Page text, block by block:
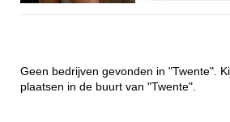
Geen bedrijven gevonden in "Twente".
plaatsen in de buurt van "Twente".